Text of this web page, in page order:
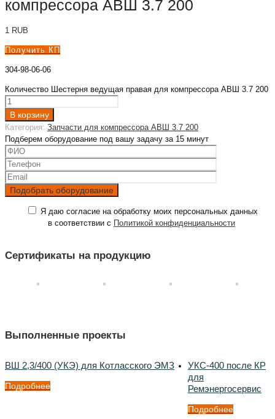
компрессора АВШ 3.7 200
1 RUB
Получить КП
304-98-06-06
Количество Шестерня ведущая правая для компрессора АВШ 3.7 200
В корзину
Категория: Запчасти для компрессора АВШ 3.7 200
Подберем оборудование под вашу задачу за 15 минут
Я даю согласие на обработку моих персональных данных
в соответствии с Политикой конфиденциальности
Сертификаты на продукцию
Выполненные проекты
ВШ 2,3/400 (УКЭ) для Котласского ЭМЗ
Подробнее
УКС-400 после КР
для
Ремэнергосервис
Подробнее